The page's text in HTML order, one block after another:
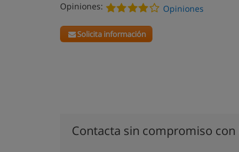
Opiniones:
Opiniones
Solicita información
Contacta sin compromiso con